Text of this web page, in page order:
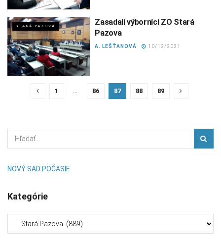
STARÁ PAZOVA
Zasadali výborníci ZO Stará
Pazova
A. LEŠŤANOVÁ 10/12/2021
1 … 86 87 88 89
NOVÝ SAD POČASIE
Kategórie
Kategórie